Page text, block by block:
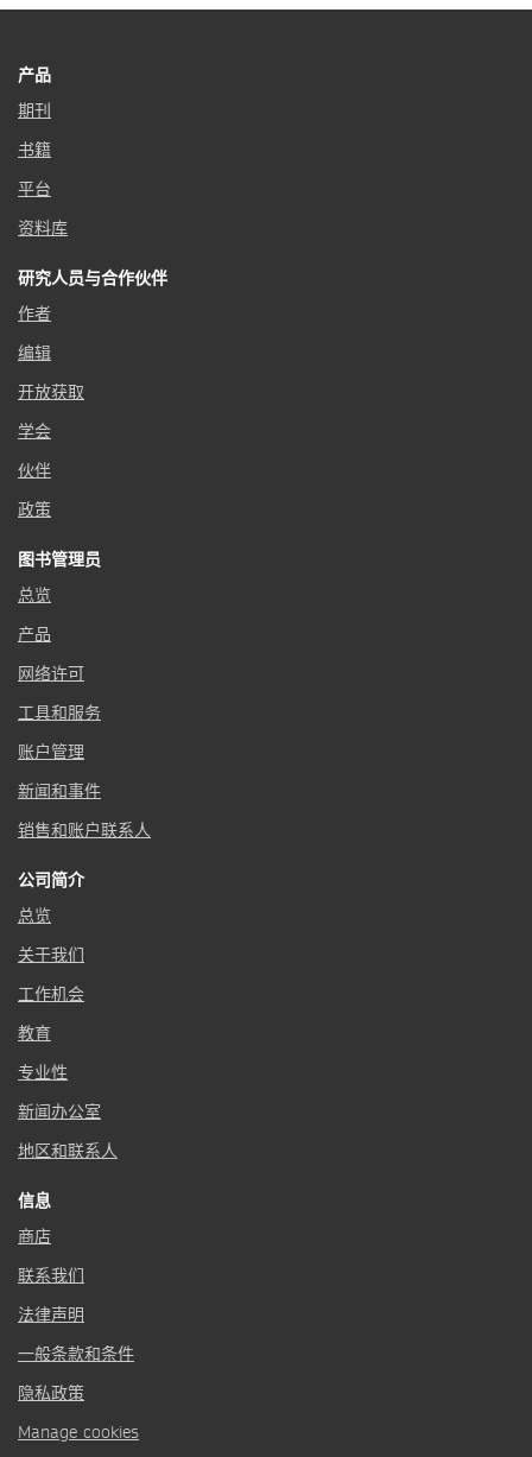
产品
期刊
书籍
平台
资料库
研究人员与合作伙伴
作者
编辑
开放获取
学会
伙伴
政策
图书管理员
总览
产品
网络许可
工具和服务
账户管理
新闻和事件
销售和账户联系人
公司简介
总览
关于我们
工作机会
教育
专业性
新闻办公室
地区和联系人
信息
商店
联系我们
法律声明
一般条款和条件
隐私政策
Manage cookies